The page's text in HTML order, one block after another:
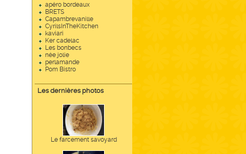
apéro bordeaux
BRETS
Capambrevanille
CyrilsInTheKitchen
kaviari
Ker cadelac
Les bonbecs
née jolie
perlamande
Pom Bistro
Les dernières photos
Le farcement savoyard